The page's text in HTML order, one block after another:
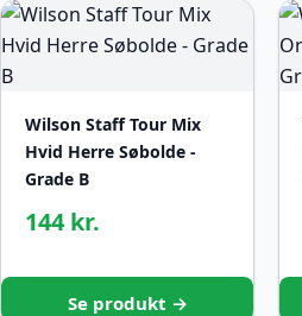
Wilson Staff Tour Mix
Hvid Herre Søbolde -
Grade B
144 kr.
Se produkt →